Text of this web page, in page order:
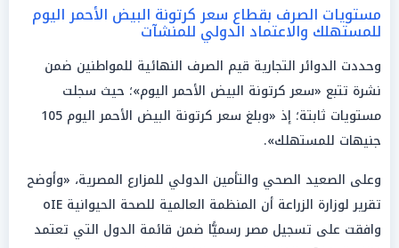
مستويات الصرف بقطاع سعر كرتونة البيض الأحمر اليوم
للمستهلك والاعتماد الدولي للمنشآت
وحددت الدوائر التجارية قيم الصرف النهائية للمواطنين ضمن
نشرة تتبع «سعر كرتونة البيض الأحمر اليوم»؛ حيث سجلت
مستويات ثابتة؛ إذ «وبلغ سعر كرتونة البيض الأحمر اليوم 105
جنيهات للمستهلك».
وعلى الصعيد الصحي والتأمين الدولي للمزارع المصرية، «وأوضح
تقرير لوزارة الزراعة أن المنظمة العالمية للصحة الحيوانية oIE
وافقت على تسجيل مصر رسميًّا ضمن قائمة الدول التي تعتمد